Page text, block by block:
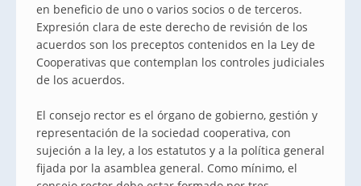
en beneficio de uno o varios socios o de terceros.
Expresión clara de este derecho de revisión de los
acuerdos son los preceptos contenidos en la Ley de
Cooperativas que contemplan los controles judiciales
de los acuerdos.
El consejo rector es el órgano de gobierno, gestión y
representación de la sociedad cooperativa, con
sujeción a la ley, a los estatutos y a la política general
fijada por la asamblea general. Como mínimo, el